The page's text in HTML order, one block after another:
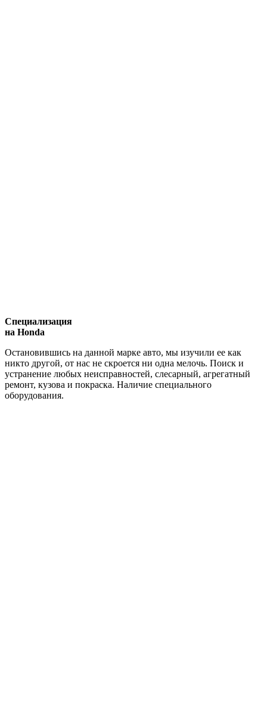
Специализация
на Honda
Остановившись на данной марке авто, мы изучили ее как
никто другой, от нас не скроется ни одна мелочь. Поиск и
устранение любых неисправностей, слесарный, агрегатный
ремонт, кузова и покраска. Наличие специального
оборудования.